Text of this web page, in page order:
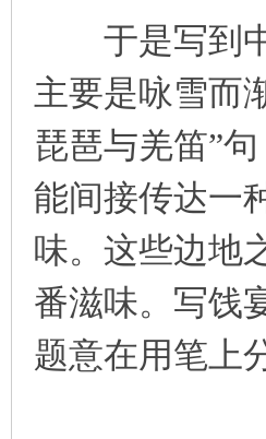
于是写到中
主要是咏雪而
琵琶与羌笛”
能间接传达一
味。这些边地
番滋味。写饯
题意在用笔上